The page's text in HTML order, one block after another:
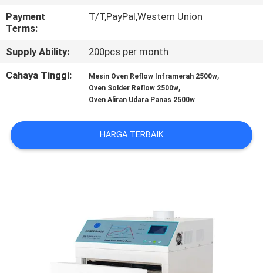
BERITA
SHOPPING
ON
PETA
SITUS
Payment
Terms:
T/T,PayPal,Western Union
Supply Ability:
200pcs per month
Cahaya Tinggi:
Mesin Oven Reflow Inframerah 2500w,
Oven Solder Reflow 2500w,
Oven Aliran Udara Panas 2500w
HARGA TERBAIK